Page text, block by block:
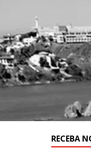
RECEBA